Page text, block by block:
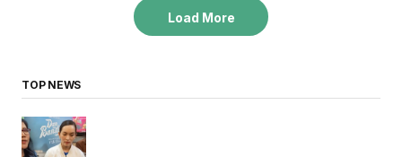
Load More
TOP NEWS